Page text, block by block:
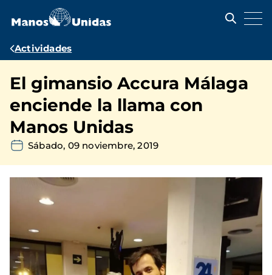
contenido
Ruta
navegación
Actividades
El gimansio Accura Málaga
enciende la llama con
Manos Unidas
Sábado, 09 noviembre, 2019